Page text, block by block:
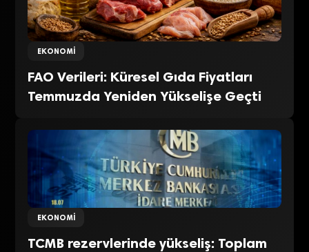
EKONOMI
FAO Verileri: Küresel Gıda Fiyatları
Temmuzda Yeniden Yükselişe Geçti
EKONOMI
TCMB rezervlerinde yükseliş: Toplam